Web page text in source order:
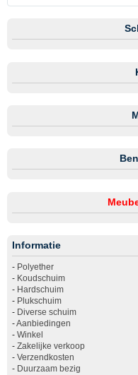
Informatie
- Polyether
- Koudschuim
- Hardschuim
- Plukschuim
- Diverse schuim
-Aanbiedingen
- Winkel
- Zakelijke verkoop
- Verzendkosten
- Duurzaam bezig